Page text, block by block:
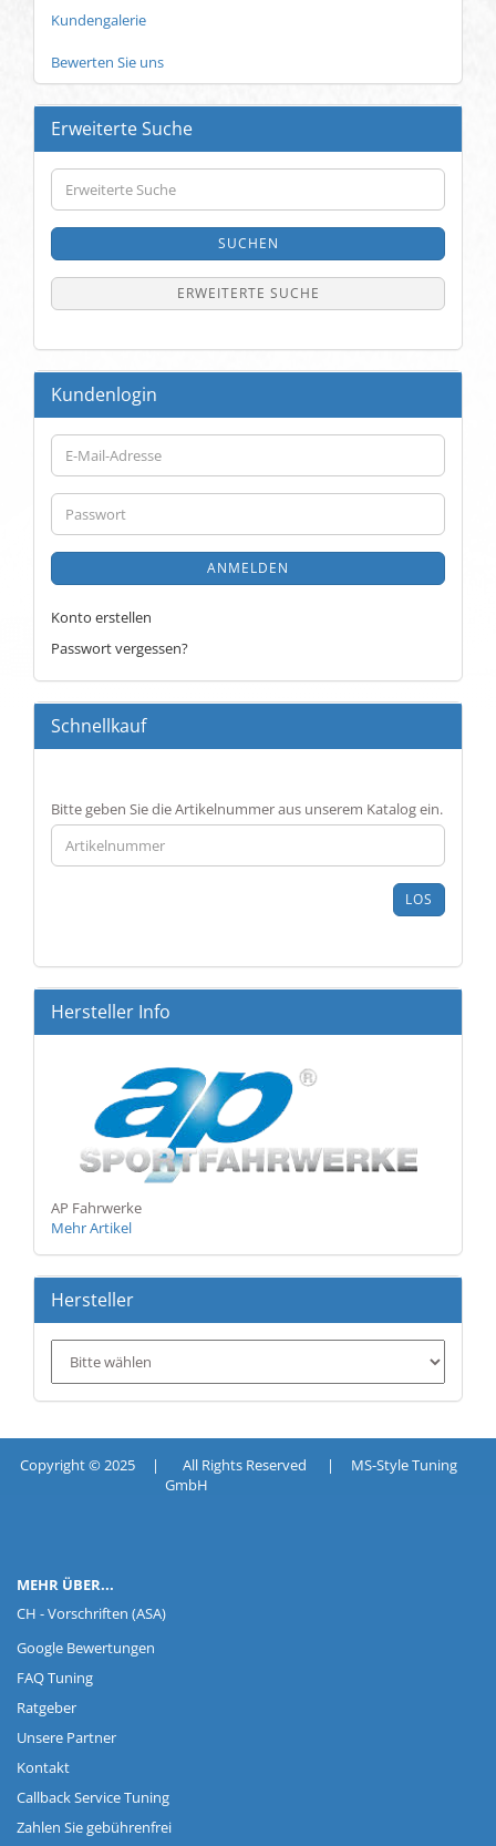
Kundengalerie
Bewerten Sie uns
Erweiterte Suche
Erweiterte
Suche
SUCHEN
ERWEITERTE SUCHE
Kundenlogin
E-
Mail-
Adresse
Passwort
ANMELDEN
Konto erstellen
Passwort vergessen?
Schnellkauf
BITTE
GEBEN
SIE
DIE
EIN.
Bitte geben Sie die Artikelnummer aus unserem Katalog ein.
LOS
Hersteller Info
AP Fahrwerke
Mehr Artikel
Hersteller
Copyright © 2025 | All Rights Reserved | MS-Style Tuning
GmbH
MEHR ÜBER...
CH - Vorschriften (ASA)
Google Bewertungen
FAQ Tuning
Ratgeber
Unsere Partner
Kontakt
Callback Service Tuning
Zahlen Sie gebührenfrei